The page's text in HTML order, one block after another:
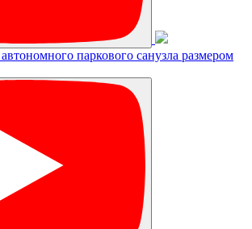
паркового санузла размером